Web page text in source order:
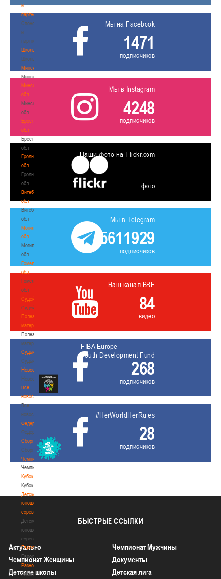
и
партнеры
Спонсоры
и
партнеры
Школы
Школы
Минск
Минск
Минская
обл
Минская
обл
Брестская
обл
Брестская
обл
Гродненская
обл
Гродненская
обл
Витебская
обл
Витебская
обл
Могилевская
обл
Могилевская
обл
Гомельская
обл
Гомельская
обл
Судейство
Судейство
Полезные
материалы
Полезные
материалы
Судьи
Судьи
Новости
Новости
Все
новости
Все
новости
Федерация
Федерация
Сборные
Сборные
Чемпионат
Чемпионат
Кубок
Кубок
Детско-
юношеские
соревнования
Детско-
юношеские
соревнования
Еврокубки
Еврокубки
Разное
Разное
Мы на Facebook
1471
подписчиков
Мы в Instagram
4248
подписчиков
Наши фото на Flickr.com
фото
Мы в Telegram
5611929
подписчиков
Наш канал BBF
84
видео
FIBA Europe
Youth Development Fund
268
подписчиков
#HerWorldHerRules
28
подписчиков
БЫСТРЫЕ ССЫЛКИ
Актуально
Чемпионат Мужчины
Чемпионат Женщины
Документы
Детские школы
Детская лига